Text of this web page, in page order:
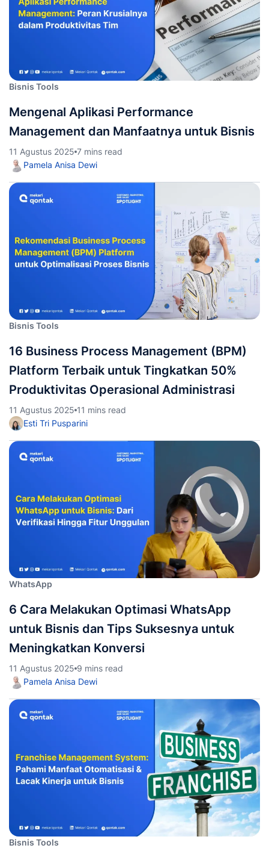
Bisnis Tools
Mengenal Aplikasi Performance
Management dan Manfaatnya untuk Bisnis
11 Agustus 2025 7 mins read
Pamela Anisa Dewi
Bisnis Tools
16 Business Process Management (BPM)
Platform Terbaik untuk Tingkatkan 50%
Produktivitas Operasional Administrasi
11 Agustus 2025 11 mins read
Esti Tri Pusparini
WhatsApp
6 Cara Melakukan Optimasi WhatsApp
untuk Bisnis dan Tips Suksesnya untuk
Meningkatkan Konversi
11 Agustus 2025 9 mins read
Pamela Anisa Dewi
Bisnis Tools